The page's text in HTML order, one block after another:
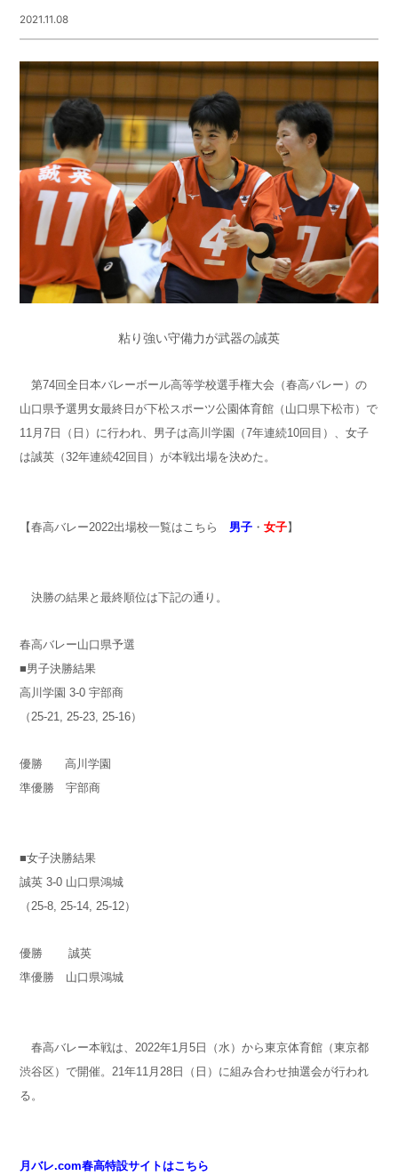
2021.11.08
粘り強い守備力が武器の誠英
第74回全日本バレーボール高等学校選手権大会（春高バレー）の
山口県予選男女最終日が下松スポーツ公園体育館（山口県下松市）で
11月7日（日）に行われ、男子は高川学園（7年連続10回目）、女子
は誠英（32年連続42回目）が本戦出場を決めた。
【春高バレー2022出場校一覧はこちら 男子 ・女子】
決勝の結果と最終順位は下記の通り。
春高バレー山口県予選
■男子決勝結果
高川学園 3-0 宇部商
（25-21, 25-23, 25-16）
優勝 高川学園
準優勝 宇部商
■女子決勝結果
誠英 3-0 山口県鴻城
（25-8, 25-14, 25-12）
優勝 誠英
準優勝 山口県鴻城
春高バレー本戦は、2022年1月5日（水）から東京体育館（東京都
渋谷区）で開催。21年11月28日（日）に組み合わせ抽選会が行われ
る。
月バレ.com春高特設サイトはこちら